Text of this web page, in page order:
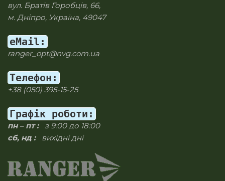
вул. Братів Горобців, 66,
м. Дніпро, Україна, 49047
eMail:
ranger_opt@nvg.com.ua
Телефон:
+38 (050) 395-15-25
Графік роботи:
пн – пт :з 9:00 до 18:00
сб, нд :вихідні дні